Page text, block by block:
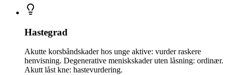
Hastegrad
Akutte korsbåndskader hos unge aktive: vurder raskere
henvisning. Degenerative meniskskader uten låsning: ordinær.
Akutt låst kne: hastevurdering.